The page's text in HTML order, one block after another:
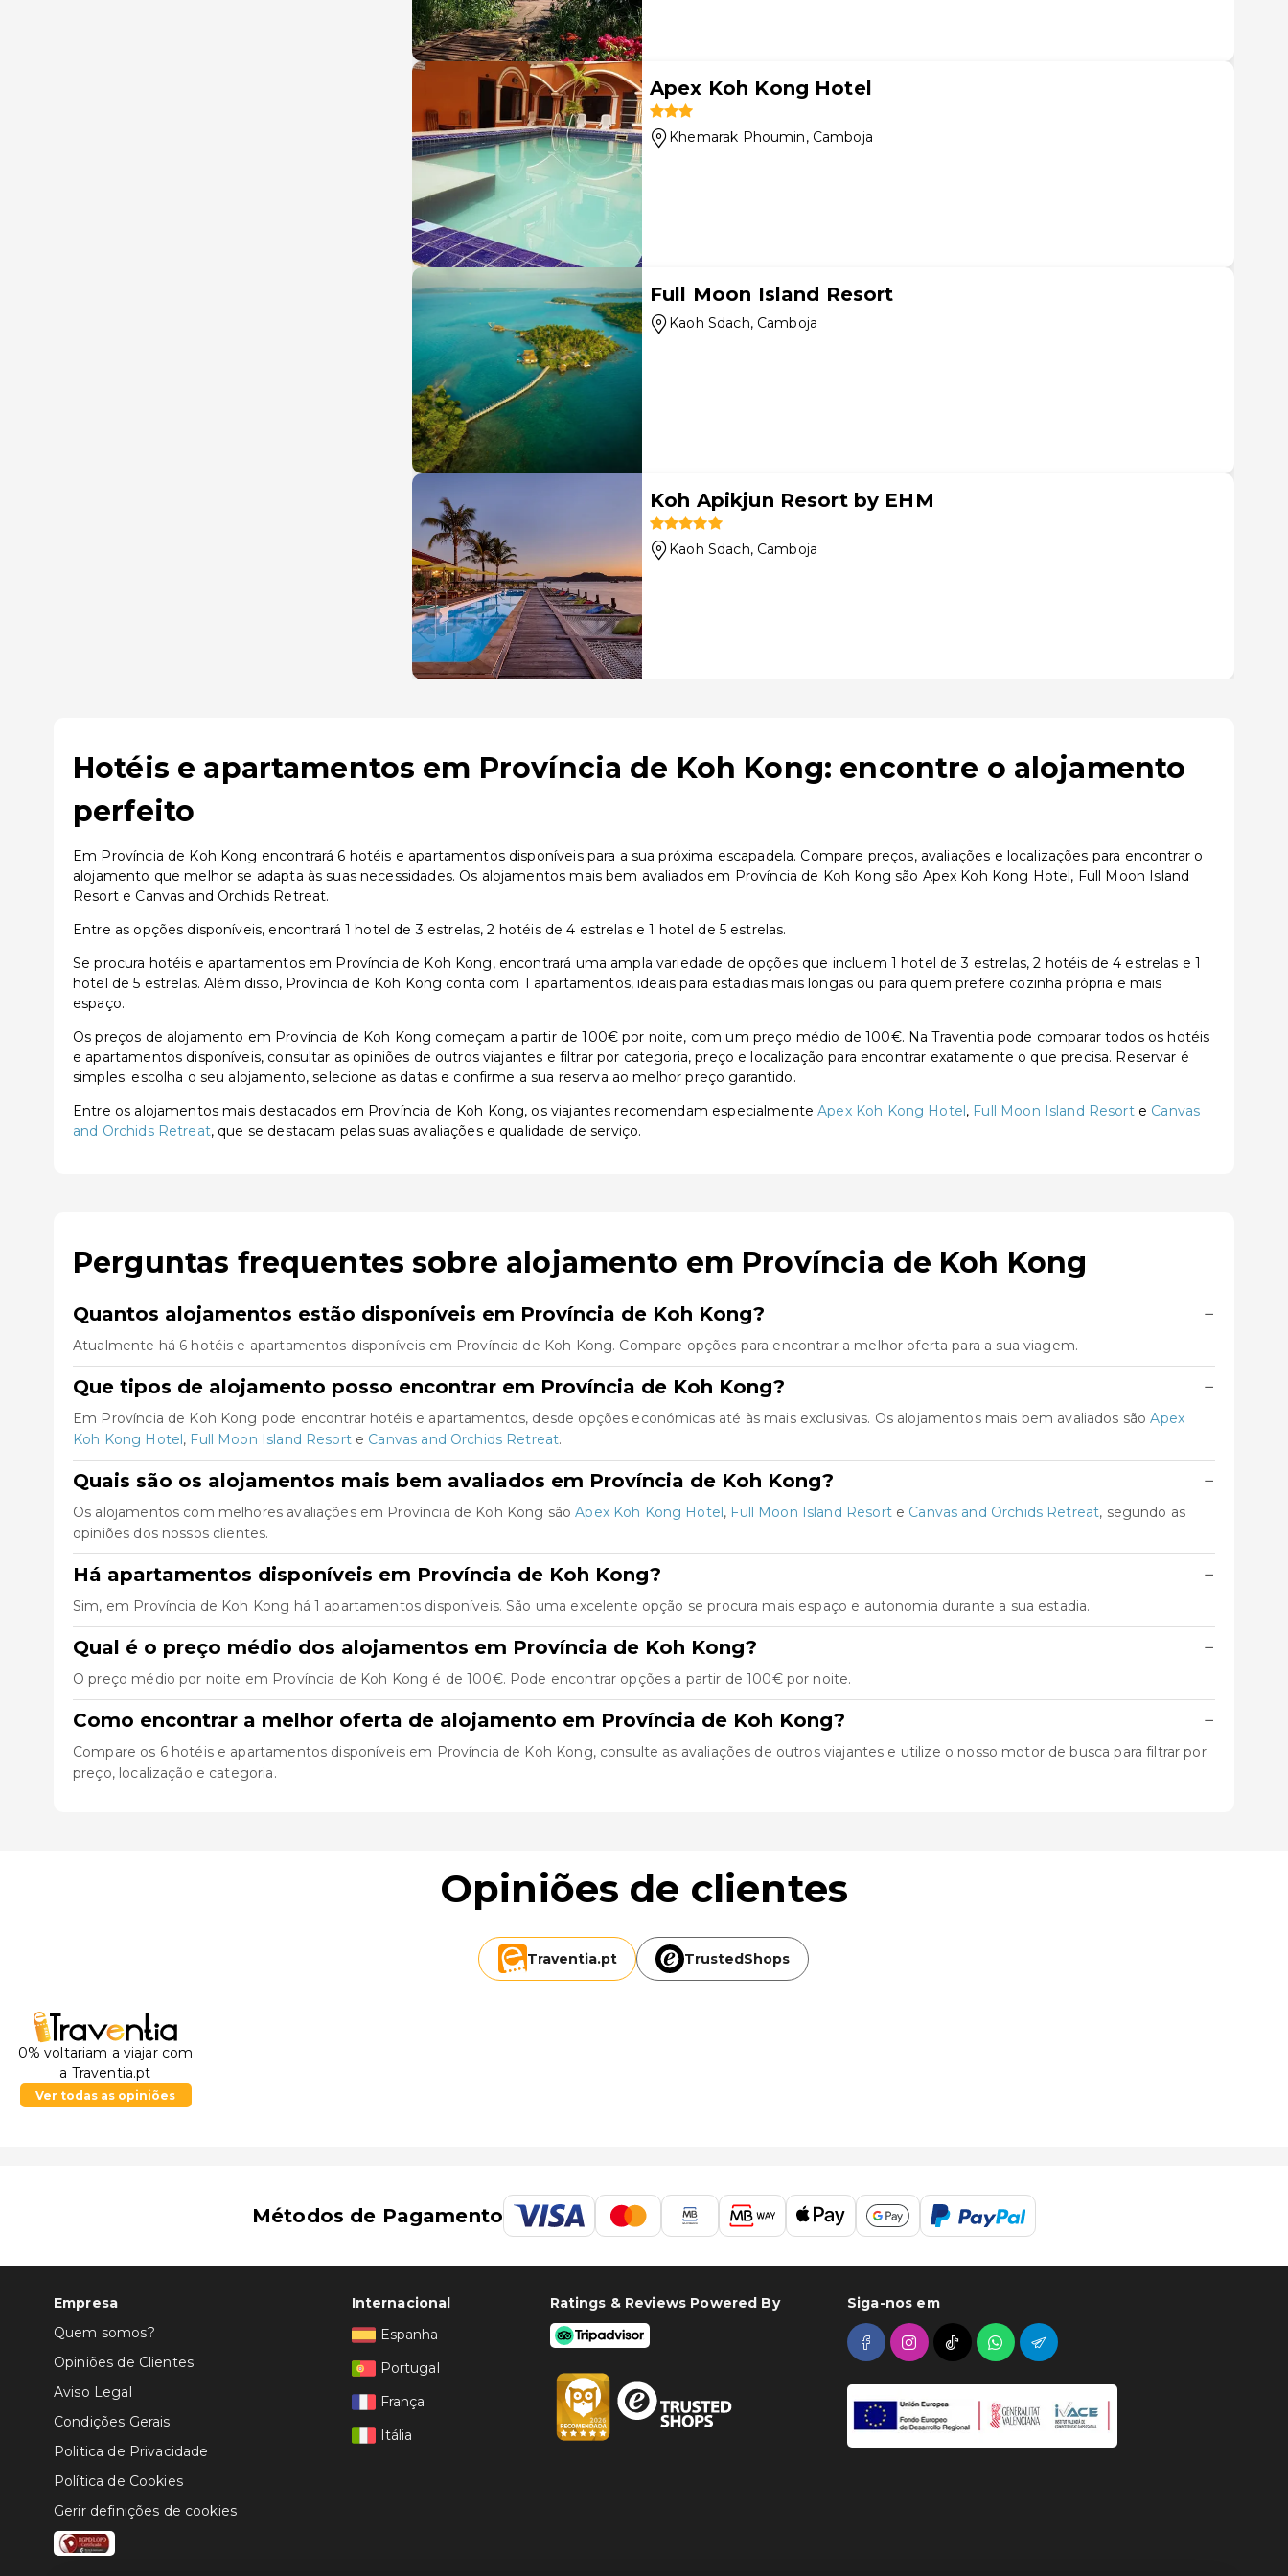
Apex Koh Kong Hotel
Khemarak Phoumin, Camboja
Full Moon Island Resort
Kaoh Sdach, Camboja
Koh Apikjun Resort by EHM
Kaoh Sdach, Camboja
Hotéis e apartamentos em Província de Koh Kong: encontre o alojamento
perfeito
Em Província de Koh Kong encontrará 6 hotéis e apartamentos disponíveis para a sua próxima escapadela. Compare preços, avaliações e localizações para encontrar o
alojamento que melhor se adapta às suas necessidades. Os alojamentos mais bem avaliados em Província de Koh Kong são Apex Koh Kong Hotel, Full Moon Island
Resort e Canvas and Orchids Retreat.
Entre as opções disponíveis, encontrará 1 hotel de 3 estrelas, 2 hotéis de 4 estrelas e 1 hotel de 5 estrelas.
Se procura hotéis e apartamentos em Província de Koh Kong, encontrará uma ampla variedade de opções que incluem 1 hotel de 3 estrelas, 2 hotéis de 4 estrelas e 1
hotel de 5 estrelas. Além disso, Província de Koh Kong conta com 1 apartamentos, ideais para estadias mais longas ou para quem prefere cozinha própria e mais
espaço.
Os preços de alojamento em Província de Koh Kong começam a partir de 100€ por noite, com um preço médio de 100€. Na Traventia pode comparar todos os hotéis
e apartamentos disponíveis, consultar as opiniões de outros viajantes e filtrar por categoria, preço e localização para encontrar exatamente o que precisa. Reservar é
simples: escolha o seu alojamento, selecione as datas e confirme a sua reserva ao melhor preço garantido.
Entre os alojamentos mais destacados em Província de Koh Kong, os viajantes recomendam especialmenteApex Koh Kong Hotel, Full Moon Island Resorte Canvas
and Orchids Retreat, que se destacam pelas suas avaliações e qualidade de serviço.
Perguntas frequentes sobre alojamento em Província de Koh Kong
Quantos alojamentos estão disponíveis em Província de Koh Kong? −
Atualmente há 6 hotéis e apartamentos disponíveis em Província de Koh Kong. Compare opções para encontrar a melhor oferta para a sua viagem.
Que tipos de alojamento posso encontrar em Província de Koh Kong? −
Em Província de Koh Kong pode encontrar hotéis e apartamentos, desde opções económicas até às mais exclusivas. Os alojamentos mais bem avaliados sãoApex
Koh Kong Hotel, Full Moon Island Resorte Canvas and Orchids Retreat.
Quais são os alojamentos mais bem avaliados em Província de Koh Kong? −
Os alojamentos com melhores avaliações em Província de Koh Kong sãoApex Koh Kong Hotel, Full Moon Island Resorte Canvas and Orchids Retreat, segundo as
opiniões dos nossos clientes.
Há apartamentos disponíveis em Província de Koh Kong? −
Sim, em Província de Koh Kong há 1 apartamentos disponíveis. São uma excelente opção se procura mais espaço e autonomia durante a sua estadia.
Qual é o preço médio dos alojamentos em Província de Koh Kong? −
O preço médio por noite em Província de Koh Kong é de 100€. Pode encontrar opções a partir de 100€ por noite.
Como encontrar a melhor oferta de alojamento em Província de Koh Kong? −
Compare os 6 hotéis e apartamentos disponíveis em Província de Koh Kong, consulte as avaliações de outros viajantes e utilize o nosso motor de busca para filtrar por
preço, localização e categoria.
Opiniões de clientes
Traventia.pt TrustedShops
0% voltariam a viajar com
a Traventia.pt
Ver todas as opiniões
Métodos de Pagamento
Empresa
Quem somos?
Opiniões de Clientes
Aviso Legal
Condições Gerais
Politica de Privacidade
Política de Cookies
Gerir definições de cookies
Internacional
Espanha
Portugal
França
Itália
Ratings & Reviews Powered By Siga-nos em